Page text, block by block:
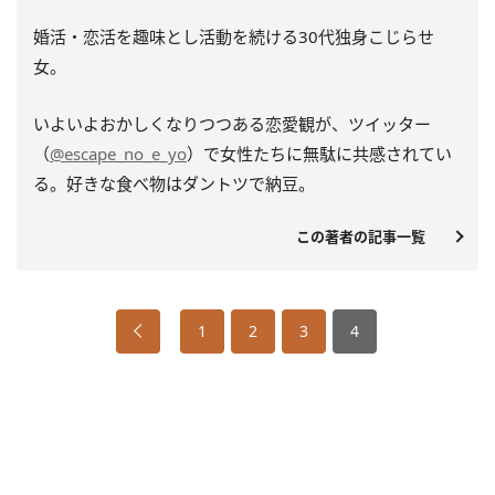
婚活・恋活を趣味とし活動を続ける30代独身こじらせ
女。
いよいよおかしくなりつつある恋愛観が、ツイッター
（@escape_no_e_yo）で女性たちに無駄に共感されてい
る。好きな食べ物はダントツで納豆。
この著者の記事一覧
1 2 3 4